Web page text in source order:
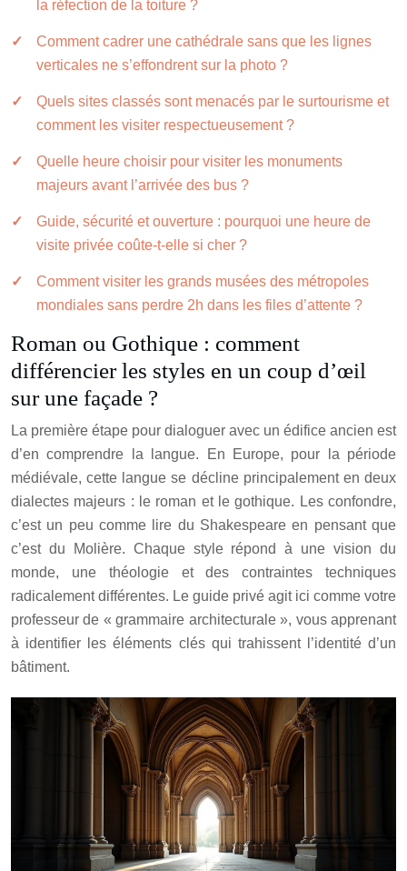
la réfection de la toiture ?
Comment cadrer une cathédrale sans que les lignes
verticales ne s’effondrent sur la photo ?
Quels sites classés sont menacés par le surtourisme et
comment les visiter respectueusement ?
Quelle heure choisir pour visiter les monuments
majeurs avant l’arrivée des bus ?
Guide, sécurité et ouverture : pourquoi une heure de
visite privée coûte-t-elle si cher ?
Comment visiter les grands musées des métropoles
mondiales sans perdre 2h dans les files d’attente ?
Roman ou Gothique : comment
différencier les styles en un coup d’œil
sur une façade ?
La première étape pour dialoguer avec un édifice ancien est
d’en comprendre la langue. En Europe, pour la période
médiévale, cette langue se décline principalement en deux
dialectes majeurs : le roman et le gothique. Les confondre,
c’est un peu comme lire du Shakespeare en pensant que
c’est du Molière. Chaque style répond à une vision du
monde, une théologie et des contraintes techniques
radicalement différentes. Le guide privé agit ici comme votre
professeur de « grammaire architecturale », vous apprenant
à identifier les éléments clés qui trahissent l’identité d’un
bâtiment.